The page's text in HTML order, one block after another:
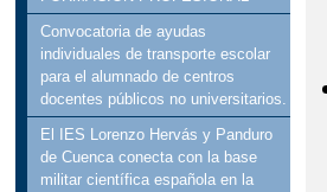
Convocatoria de ayudas
individuales de transporte escolar
para el alumnado de centros
docentes públicos no universitarios.
El IES Lorenzo Hervás y Panduro
de Cuenca conecta con la base
militar científica española en la